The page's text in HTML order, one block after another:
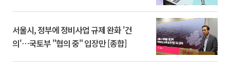
서울시, 정부에 정비사업 규제 완화 '건
의'⋯국토부 "협의 중" 입장만 [종합]